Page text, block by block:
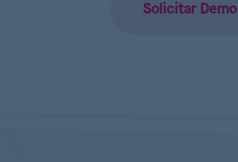
Solicitar Demo